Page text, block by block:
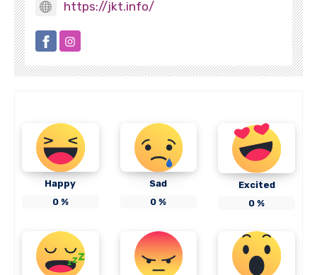
https://jkt.info/
Happy
0%
Sad
0 %
Excited
0 %